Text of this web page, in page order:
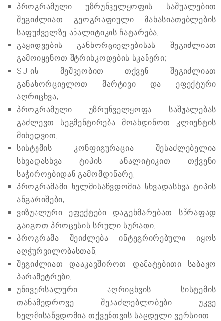
პროგრამული უზრუნველყოფის საშუალებით
შეგიძლიათ გეოგრაფიული მახასიათებლების
საფუძველზე ანალიტიკის ჩატარება;
გაყიდვების განხორციელებისას შეგიძლიათ
გამოიყენოთ შტრიხკოდების სკანერი;
SU-ის მეშვეობით თქვენ შეგიძლიათ
განახორციელოთ მარტივი და ეფექტური
აღრიცხვა;
პროგრამული უზრუნველყოფა საშუალებას
გაძლევთ სეგმენტირება მოახდინოთ კლიენტის
მიხედვით;
სისტემის კონფიგურაცია შესაძლებელია
სხვადასხვა ტიპის ანალიტიკით თქვენი
საჭიროებიდან გამომდინარე;
პროგრამაში ხელმისაწვდომია სხვადასხვა ტიპის
ანგარიშები;
ვიზუალური ეფექტები დაგეხმარებათ სწრაფად
გაიგოთ პროცესის სრული სურათი;
პროგრამა შეიძლება ინტეგრირებული იყოს
აღჭურვილობასთან;
შეგიძლიათ დააკავშიროთ დამატებითი საბაჟო
პარამეტრები;
უნივერსალური აღრიცხვის სისტემის
თანამედროვე შესაძლებლობები უკვე
ხელმისაწვდომია თქვენთვის საცდელი ვერსიით.